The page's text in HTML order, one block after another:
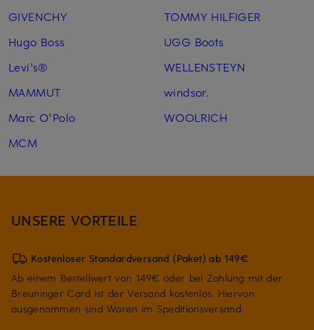
GIVENCHY
Hugo Boss
Levi's®
MAMMUT
Marc O'Polo
MCM
TOMMY HILFIGER
UGG Boots
WELLENSTEYN
windsor.
WOOLRICH
UNSERE VORTEILE
Kostenloser Standardversand (Paket) ab 149€
Ab einem Bestellwert von 149€ oder bei Zahlung mit der
Breuninger Card ist der Versand kostenlos. Hiervon
ausgenommen sind Waren im Speditionsversand.